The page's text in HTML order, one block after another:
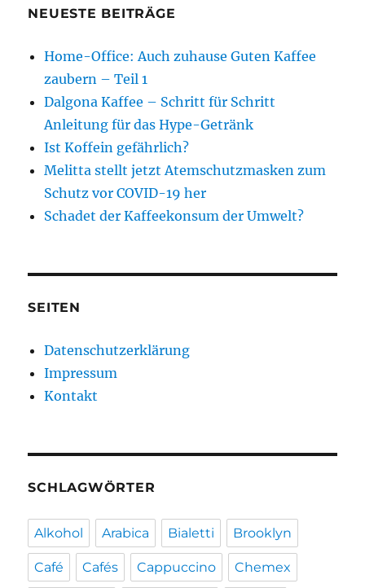
NEUESTE BEITRÄGE
Home-Office: Auch zuhause Guten Kaffee
zaubern – Teil 1
Dalgona Kaffee – Schritt für Schritt
Anleitung für das Hype-Getränk
Ist Koffein gefährlich?
Melitta stellt jetzt Atemschutzmasken zum
Schutz vor COVID-19 her
Schadet der Kaffeekonsum der Umwelt?
SEITEN
Datenschutzerklärung
Impressum
Kontakt
SCHLAGWÖRTER
Alkohol Arabica Bialetti Brooklyn
Café Cafés Cappuccino Chemex